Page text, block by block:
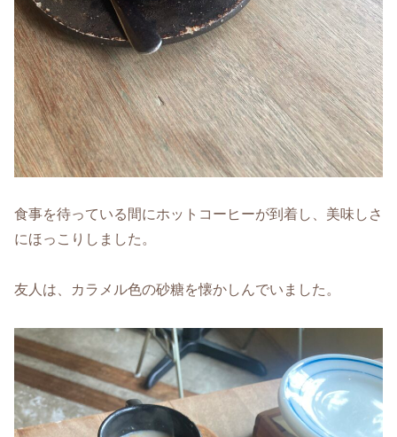
食事を待っている間にホットコーヒーが到着し、美味しさ
にほっこりしました。
友人は、カラメル色の砂糖を懐かしんでいました。